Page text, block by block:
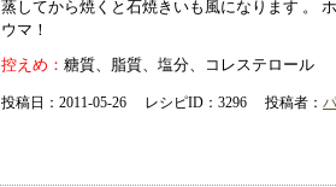
蒸してから焼くと石焼きいも風になります 。
ウマ！
控えめ： 糖質、脂質、塩分、コレステロール
投稿日：2011-05-26 レシピID：3296 投稿者：